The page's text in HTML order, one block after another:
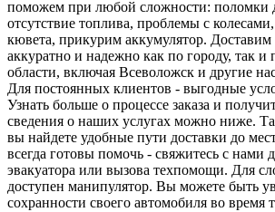
поможем при любой сложности: поломки
отсутствие топлива, проблемы с
кювета, прикурим аккумулятор.
аккуратно и надежно как по городу, так и
области, включая Всеволожск и другие
Для постоянных клиентов - выгодные
Узнать больше о процессе заказа и
сведения о наших услугах можно ниже.
вы найдете удобные пути доставки до
всегда готовы помочь - свяжитесь с нами
эвакуатора или вызова техпомощи. Для
доступен манипулятор. Вы можете быть
сохранности своего автомобиля во время